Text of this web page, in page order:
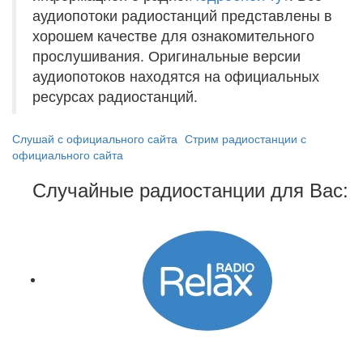
аудиопотоки радиостанций представлены в
хорошем качестве для ознакомительного
прослушивания. Оригинальные версии
аудиопотоков находятся на официальных
ресурсах радиостанций.
Слушай с официального сайта Стрим радиостанции с
официального сайта
Случайные радиостанции для Вас: